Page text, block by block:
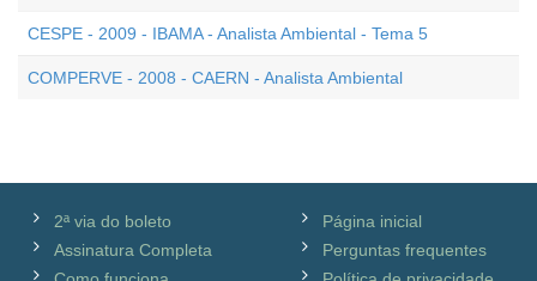
CESPE - 2009 - IBAMA - Analista Ambiental - Tema 5
COMPERVE - 2008 - CAERN - Analista Ambiental
2ª via do boleto
Assinatura Completa
Página inicial
Perguntas frequentes